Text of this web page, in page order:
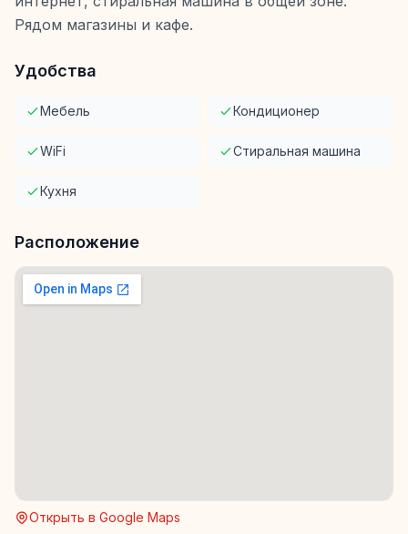
Рядом магазины и кафе.
Удобства
Мебель Кондиционер
WiFi Стиральная машина
Кухня
Расположение
Открыть в Google Maps